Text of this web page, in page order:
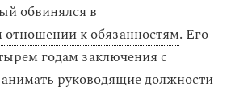
обвинялся в
отношении к обязанностям. Его
годам заключения с
руководящие должности